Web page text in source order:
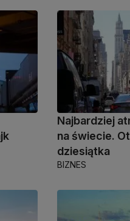
Najbardziej
na świecie.
dziesiątka
BIZNES